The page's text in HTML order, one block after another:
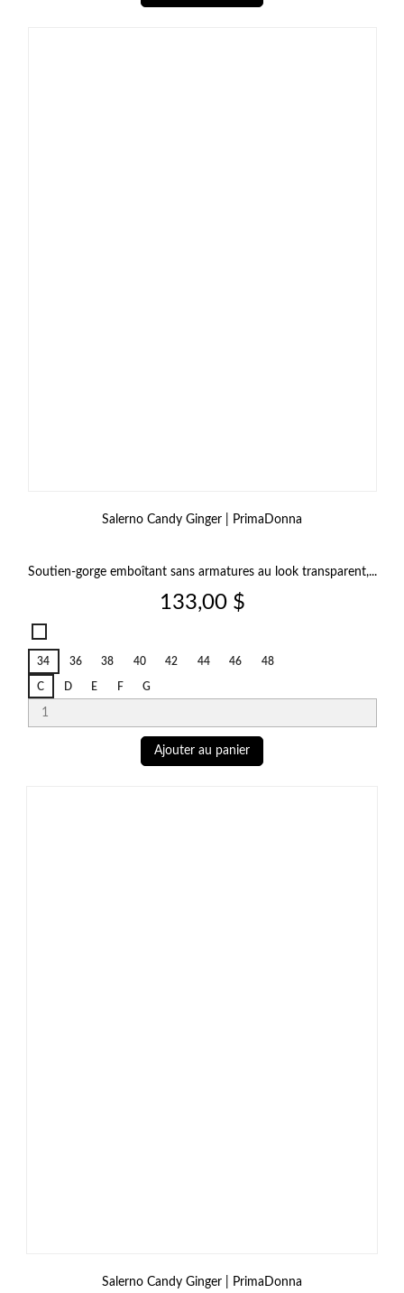
Salerno Candy Ginger | PrimaDonna
Soutien‑gorge emboîtant sans armatures au look transparent,...
Prix
133,00 $
Candy
Ginger
34 36 38 40 42 44 46 48
C D E F G
Ajouter au panier
Salerno Candy Ginger | PrimaDonna